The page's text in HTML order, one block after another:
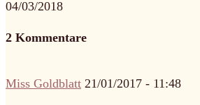
04/03/2018
2 Kommentare
Miss Goldblatt 21/01/2017 - 11:48